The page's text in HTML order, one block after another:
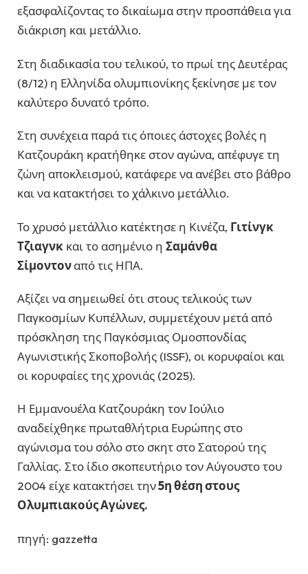
εξασφαλίζοντας το δικαίωμα στην προσπάθεια για
διάκριση και μετάλλιο.
Στη διαδικασία του τελικού, το πρωί της Δευτέρας
(8/12) η Ελληνίδα ολυμπιονίκης ξεκίνησε με τον
καλύτερο δυνατό τρόπο.
Στη συνέχεια παρά τις όποιες άστοχες βολές η
Κατζουράκη κρατήθηκε στον αγώνα, απέφυγε τη
ζώνη αποκλεισμού, κατάφερε να ανέβει στο βάθρο
και να κατακτήσει το χάλκινο μετάλλιο.
Το χρυσό μετάλλιο κατέκτησε η Κινέζα, Γιτίνγκ
Τζιαγνκ και το ασημένιο η Σαμάνθα
Σίμοντοναπό τις ΗΠΑ.
Αξίζει να σημειωθεί ότι στους τελικούς των
Παγκοσμίων Κυπέλλων, συμμετέχουν μετά από
πρόσκληση της Παγκόσμιας Ομοσπονδίας
Αγωνιστικής Σκοποβολής (ISSF), οι κορυφαίοι και
οι κορυφαίες της χρονιάς (2025).
Η Εμμανουέλα Κατζουράκη τον Ιούλιο
αναδείχθηκε πρωταθλήτρια Ευρώπης στο
αγώνισμα του σόλο στο σκητ στο Σατορού της
Γαλλίας. Στο ίδιο σκοπευτήριο τον Αύγουστο του
2004 είχε κατακτήσει την5η θέση στους
Ολυμπιακούς Αγώνες.
πηγή: gazzetta